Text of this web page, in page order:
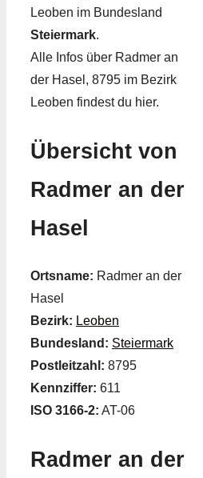
Leoben im Bundesland
Steiermark.
Alle Infos über Radmer an
der Hasel, 8795 im Bezirk
Leoben findest du hier.
Übersicht von
Radmer an der
Hasel
Ortsname: Radmer an der
Hasel
Bezirk: Leoben
Bundesland: Steiermark
Postleitzahl: 8795
Kennziffer: 611
ISO 3166-2: AT-06
Radmer an der